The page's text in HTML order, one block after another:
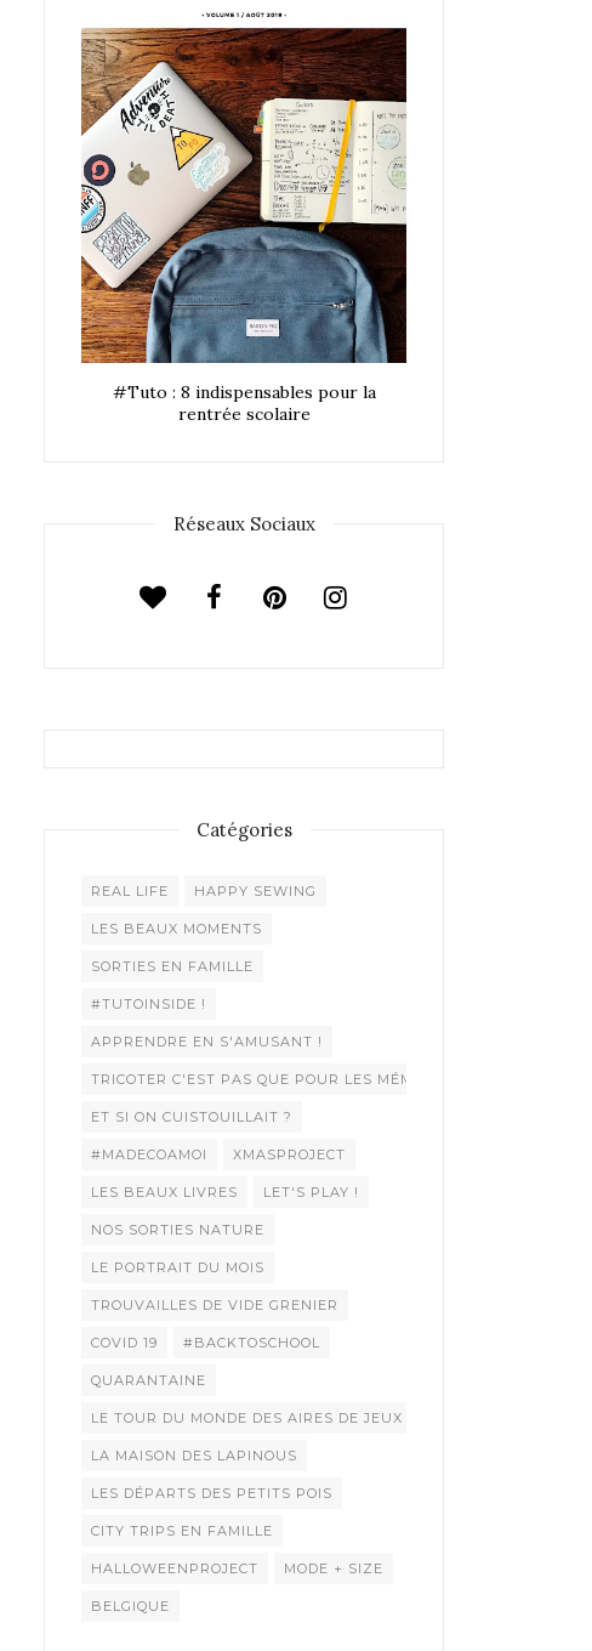
#Tuto : 8 indispensables pour la
rentrée scolaire
Réseaux Sociaux
Catégories
REAL LIFE HAPPY SEWING
LES BEAUX MOMENTS
SORTIES EN FAMILLE
#TUTOINSIDE !
APPRENDRE EN S'AMUSANT !
TRICOTER C'EST PAS QUE POUR LES MÉMÉES !
ET SI ON CUISTOUILLAIT ?
#MADECOAMOI XMASPROJECT
LES BEAUX LIVRES LET'S PLAY !
NOS SORTIES NATURE
LE PORTRAIT DU MOIS
TROUVAILLES DE VIDE GRENIER
COVID 19 #BACKTOSCHOOL
QUARANTAINE
LE TOUR DU MONDE DES AIRES DE JEUX
LA MAISON DES LAPINOUS
LES DÉPARTS DES PETITS POIS
CITY TRIPS EN FAMILLE
HALLOWEENPROJECT MODE + SIZE
BELGIQUE